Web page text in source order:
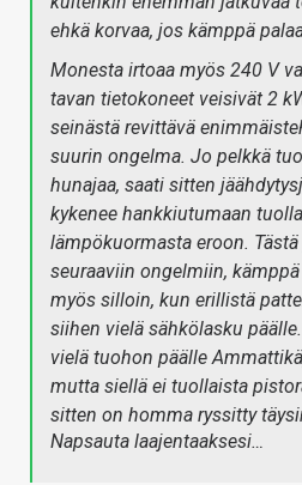
ehkä korvaa, jos kämppä
Monesta irtoaa myös 240 V
tavan tietokoneet veisivät 2
seinästä revittävä
suurin ongelma. Jo pelkkä
hunajaa, saati sitten
kykenee hankkiutumaan
lämpökuormasta eroon.
seuraaviin ongelmiin,
myös silloin, kun erillistä
siihen vielä sähkölasku
vielä tuohon päälle
mutta siellä ei tuollaista
sitten on homma ryssitty
Napsauta laajentaaksesi…